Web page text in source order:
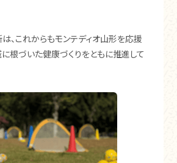
、これからもモンテディオ山形を応援
に根づいた健康づくりをともに推進して